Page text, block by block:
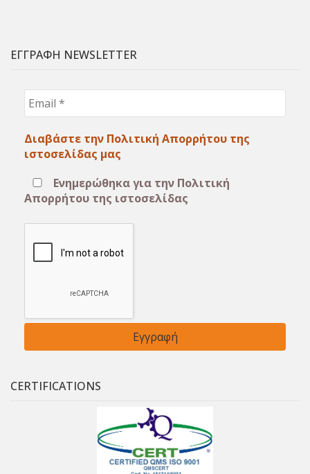
ΕΓΓΡΑΦΗ NEWSLETTER
Διαβάστε την Πολιτική Απορρήτου της
ιστοσελίδας μας
Ενημερώθηκα για την Πολιτική
Απορρήτου της ιστοσελίδας
CERTIFICATIONS